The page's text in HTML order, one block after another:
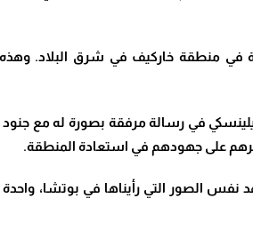
في منطقة خاركيف في شرق البلاد.
أعلن اللواء 25 المحمول على “فيسبوك”. وقال زيلينسكي في رسالة
على جهودهم في استعادة المنطقة.
الصور التي رأيناها في بوتشا، واحدة